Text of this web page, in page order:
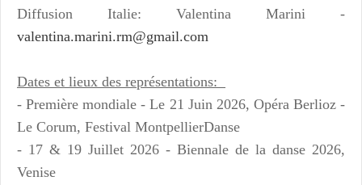
Diffusion Italie: Valentina Marini -
valentina.marini.rm@gmail.com
Dates et lieux des représentations:
- Première mondiale - Le 21 Juin 2026, Opéra Berlioz -
Le Corum, Festival MontpellierDanse
- 17 & 19 Juillet 2026 - Biennale de la danse 2026,
Venise